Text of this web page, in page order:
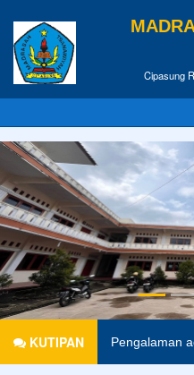
Cipasung
KUTIPAN Pengalaman